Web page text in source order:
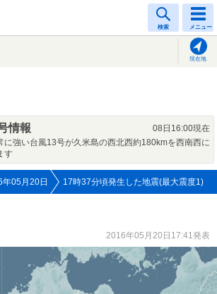
検索 メニュー
現在地
情報
08日16:00現在
に強い台風13号が久米島の西北西約180kmを西南西に
す
年05月20日 17時37分頃発生した地震(最大震度1)
2016年05月20日17:41発表